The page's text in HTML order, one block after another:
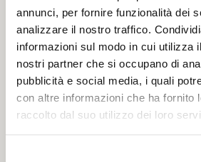
annunci, per fornire funzionalità dei
analizzare il nostro traffico.
informazioni sul modo in cui utilizza
nostri partner che si occupano di
pubblicità e social media, i quali
con altre informazioni che ha fornito
raccolto dal suo utilizzo dei loro